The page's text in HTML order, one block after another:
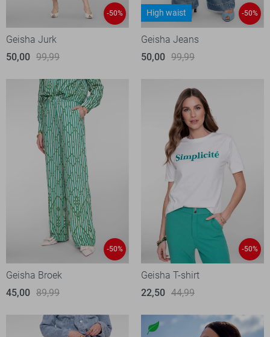
-50%
Geisha Jurk
50,00 99,99
High waist -50%
Geisha Jeans
50,00 99,99
-50%
Geisha Broek
45,00 89,99
-50%
Geisha T-shirt
22,50 44,99